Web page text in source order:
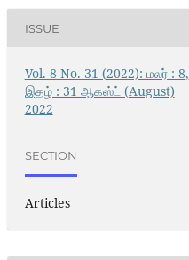
ISSUE
Vol. 8 No. 31 (2022): மலர் : 8,
இதழ் : 31 ஆகஸ்ட் (August)
2022
SECTION
Articles